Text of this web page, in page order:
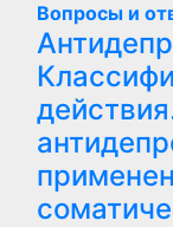
Вопросы и